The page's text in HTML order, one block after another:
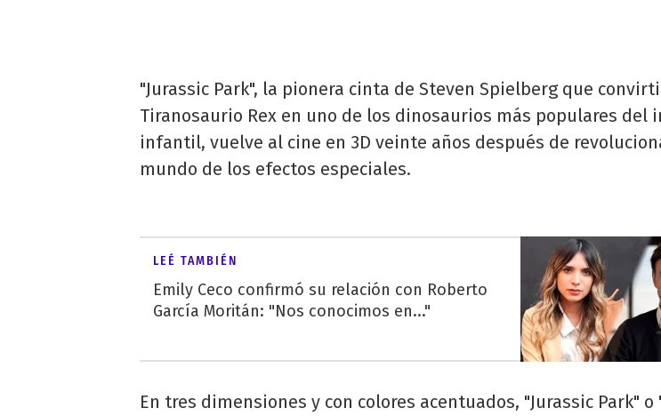
"Jurassic Park", la pionera cinta de Steven Spielberg que
Tiranosaurio Rex en uno de los dinosaurios más populares del
infantil, vuelve al cine en 3D veinte años después de
mundo de los efectos especiales.
LEÉ TAMBIÉN
Emily Ceco confirmó su relación con Roberto
García Moritán: "Nos conocimos en..."
En tres dimensiones y con colores acentuados, "Jurassic Park" o